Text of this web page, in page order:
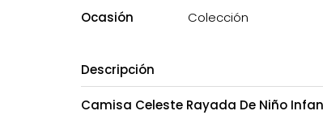
Ocasión
Colección
Descripción
Camisa Celeste Rayada De Niño